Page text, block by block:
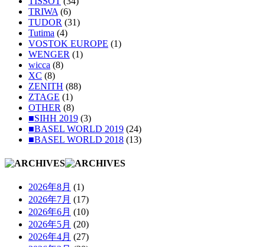
TRIWA (6)
TUDOR (31)
Tutima (4)
VOSTOK EUROPE (1)
WENGER (1)
wicca (8)
XC (8)
ZENITH (88)
ZTAGE (1)
OTHER (8)
■SIHH 2019 (3)
■BASEL WORLD 2019 (24)
■BASEL WORLD 2018 (13)
2026年8月 (1)
2026年7月 (17)
2026年6月 (10)
2026年5月 (20)
2026年4月 (27)